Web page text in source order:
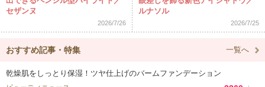
セザンヌ
2026/7/26
ルナソル
2026/7/25
おすすめ記事・特集 一覧へ
乾燥肌をしっとり保湿！ツヤ仕上げのバームファンデーション